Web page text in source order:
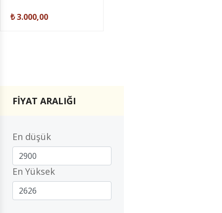
₺ 3.000,00
FİYAT ARALIĞI
En düşük
En Yüksek